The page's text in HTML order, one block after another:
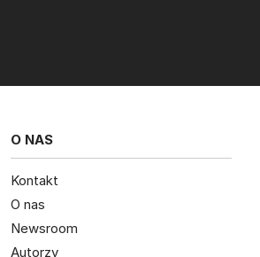
O NAS
Kontakt
O nas
Newsroom
Autorzy